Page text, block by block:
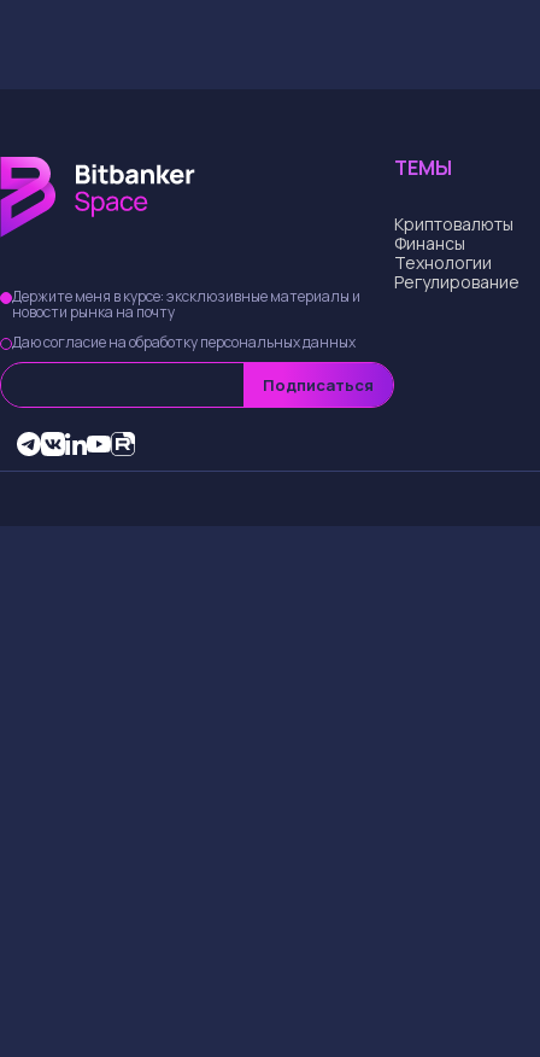
Держите меня в курсе: эксклюзивные материалы и
новости рынка на почту
Даю согласие на обработку персональных данных
Подписаться
ТЕМЫ
Криптовалюты
Финансы
Технологии
Регулирование